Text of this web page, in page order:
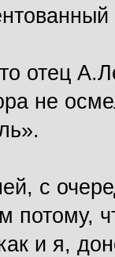
отец
не
с
потому,
и я,